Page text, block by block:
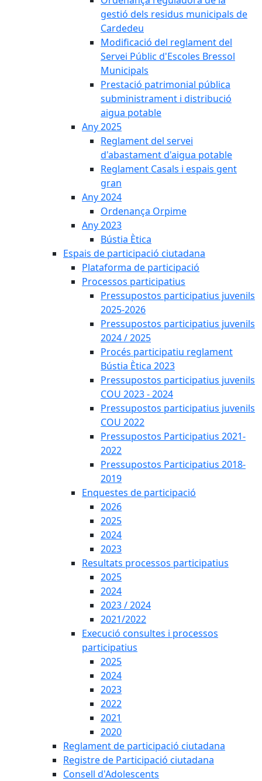
gestió dels residus municipals de
Cardedeu
Modificació del reglament del
Servei Públic d'Escoles Bressol
Municipals
Prestació patrimonial pública
subministrament i distribució
aigua potable
Any 2025
Reglament del servei
d'abastament d'aigua potable
Reglament Casals i espais gent
gran
Any 2024
Ordenança Orpime
Any 2023
Bústia Ètica
Espais de participació ciutadana
Plataforma de participació
Processos participatius
Pressupostos participatius juvenils
2025-2026
Pressupostos participatius juvenils
2024 / 2025
Procés participatiu reglament
Bústia Ètica 2023
Pressupostos participatius juvenils
COU 2023 - 2024
Pressupostos participatius juvenils
COU 2022
Pressupostos Participatius 2021-
2022
Pressupostos Participatius 2018-
2019
Enquestes de participació
2026
2025
2024
2023
Resultats processos participatius
2025
2024
2023 / 2024
2021/2022
Execució consultes i processos
participatius
2025
2024
2023
2022
2021
2020
Reglament de participació ciutadana
Registre de Participació ciutadana
Consell d'Adolescents